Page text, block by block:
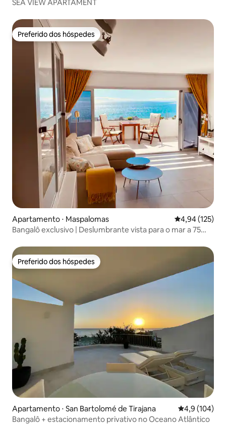
SEA VIEW APARTAMENT
Preferido dos hóspedes
Preferido dos hóspedes
Apartamento ⋅ Maspalomas 4,94 de uma
4,94 (125)
Bangalô exclusivo | Deslumbrante vista para o mar a 75
Preferido dos hóspedes
Preferido dos hóspedes
Apartamento ⋅ San Bartolomé de Tirajana 4,9 de uma
4,9 (104)
Bangalô + estacionamento privativo no Oceano Atlântico